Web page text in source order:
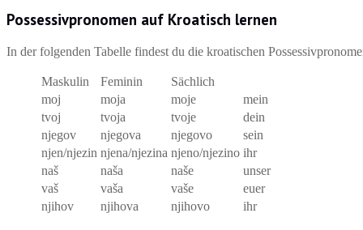
Possessivpronomen auf Kroatisch lernen
In der folgenden Tabelle findest du die kroatischen
Maskulin Feminin
Sächlich
moj
moja moje
mein
tvoj
tvoja tvoje
dein
njegov
njegova njegovo
sein
njen/njezin njena/njezina njeno/njezino ihr
naš
naša naše
unser
vaš
vaša vaše
euer
njihov
njihova njihovo ihr